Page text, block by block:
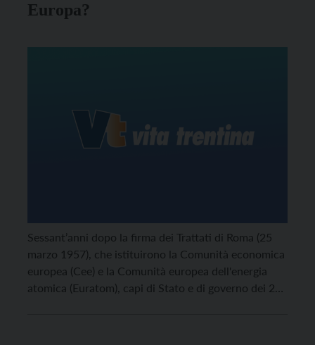
Europa?
Sessant’anni dopo la firma dei Trattati di Roma (25
marzo 1957), che istituirono la Comunità economica
europea (Cee) e la Comunità europea dell'energia
atomica (Euratom), capi di Stato e di governo dei 27